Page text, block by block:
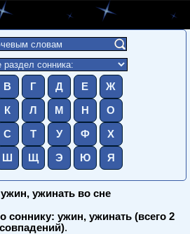
В Г Д Е Ж
К Л М Н О
С Т У Ф Х
Ш Щ Э Ю Я
ужинать во сне
соннику: ужин, ужинать (всего 2
совпадений).